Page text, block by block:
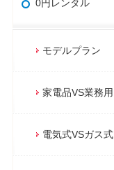
0円レンタル
モデルプラン
家電品VS業務用
電気式VSガス式